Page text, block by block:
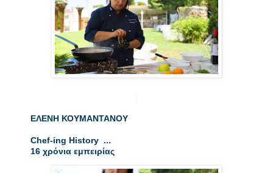
ΕΛΕΝΗ ΚΟΥΜΑΝΤΑΝΟΥ
Chef-ing History  ...
16 χρόνια εμπειρίας